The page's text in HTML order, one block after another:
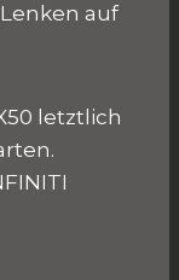
auf
letztlich